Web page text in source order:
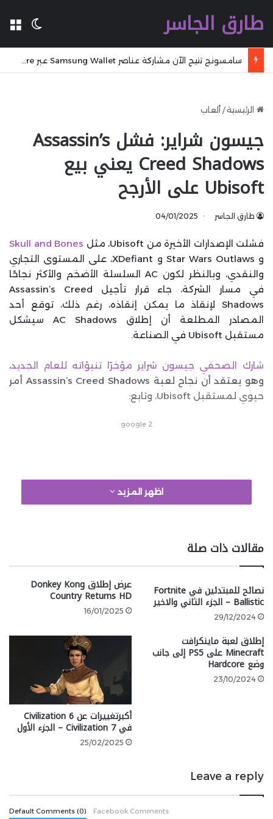
طارق الجاسر
الرئيسية/ ألعاب
جيسون شراير: فشل Assassin’s
Creed Shadows يعني بيع
Ubisoft على الأرجح
طارق الجاسر 04/01/2025
فشلت الإصدارات الأخيرة من Ubisoft، مثل
Skull and Bones
و Star Wars Outlaws و XDefiant، على المستوى التجاري
والنقدي، وبالنظر لكون AC السلسلة الأضخم والأكثر نجاحًا
في مسار الشركة، جاء قرار تأجيل Assassin’s Creed
Shadows لإنقاذ ما يمكن إنقاذه، رغم ذلك، توقع أحد
المصادر المطلعة أن إطلاق AC Shadows سيشكل
مستقبل Ubisoft في الصناعة.
شارك الصحفي جيسون شراير مؤخرًا تنبؤاته للعام الجديد،
وهو يعتقد أن نجاح لعبة Assassin’s Creed Shadows أمر
حيوي لمستقبل Ubisoft، وتابع:
google 2
Shadows بالكثير. إذا حقق نجاحًا
كبيرًا، فسوف يكون لدى Ubisoft
المزيد من الوقت بينما تعمل عائلة
الشركة.
في حالة فشل اللعبة، فسنرى إعادة
تنظيم جذرية تحدث في الشركة
بسرعة كبيرة، سواء كان ذلك عن
طريق الاستحواذ أو البيع.
تحدث جايسون أيضًا عن الشركات التي تجري مفاوضات
استحواذ على Ubisoft، واعتبر أن Tencent Holdings Ltd،
التي تمتلك بالفعل حصة في الشركة، خيارًا واضحًا لهذه
اظهر المزيد
مقالات ذات صلة
نصائح للمبتدئين في Fortnite
Ballistic – الجزء الثاني والاخير
29/12/2024
عرض إطلاق Donkey Kong
Country Returns HD
16/01/2025
إطلاق لعبة ماينكرافت
Minecraft على PS5 إلى جانب
وضع Hardcore
23/10/2024
أكبرتغييرات عن Civilization 6
في Civilization 7 – الجزء الأول
25/02/2025
Leave a reply
Default Comments (0) Facebook Comments